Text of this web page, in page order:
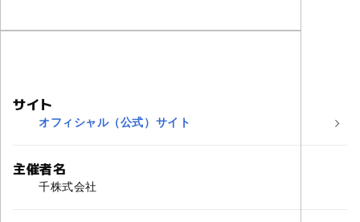
サイト
オフィシャル（公式）サイト
主催者名
千株式会社